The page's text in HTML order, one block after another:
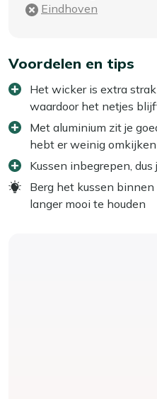
Eindhoven
Voordelen en tips
Het wicker is extra
waardoor het netjes
Met aluminium zit je
hebt er weinig
Kussen inbegrepen,
Berg het kussen
langer mooi te houden